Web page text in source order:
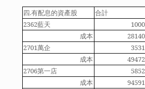
四.有配息的資產股 合計
2362藍天 1000
成本
28140
2701萬企 3531
成本
49472
2706第一店 5852
成本
94591